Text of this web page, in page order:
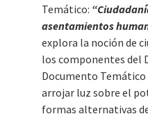
Temático:
asentamientos
explora la noción de
los componentes del
Documento
arrojar luz sobre el
formas alternativas